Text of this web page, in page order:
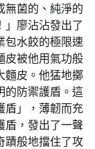
無菌的、純淨的
」廖沾沾發出了
包水餃的極限速
皮被他用氣功般
麵皮。他猛地擲
的防禦護盾。這
盾」，薄韌而充
盾，發出了一聲
蹟般地擋住了攻